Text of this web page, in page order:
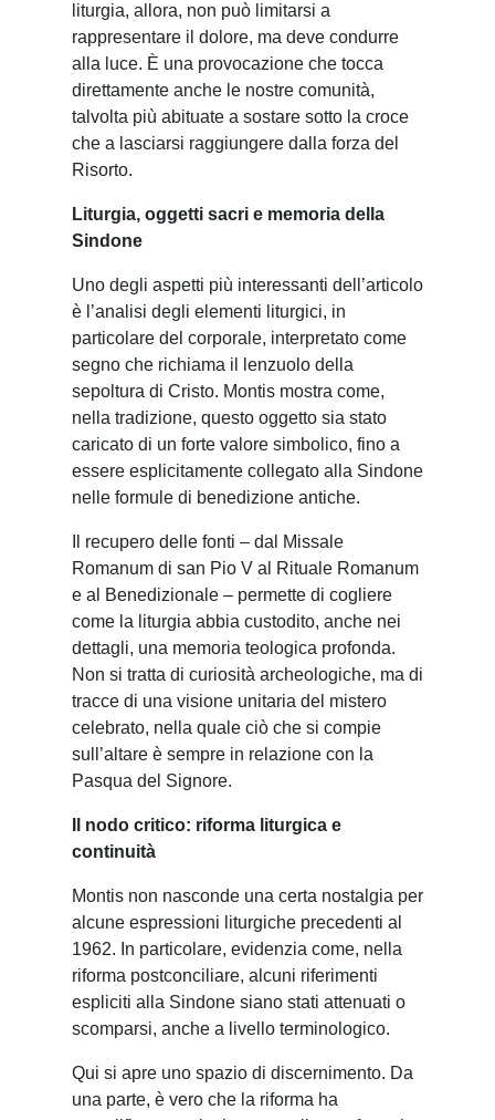
liturgia, allora, non può limitarsi a
rappresentare il dolore, ma deve condurre
alla luce. È una provocazione che tocca
direttamente anche le nostre comunità,
talvolta più abituate a sostare sotto la croce
che a lasciarsi raggiungere dalla forza del
Risorto.
Liturgia, oggetti sacri e memoria della
Sindone
Uno degli aspetti più interessanti dell’articolo
è l’analisi degli elementi liturgici, in
particolare del corporale, interpretato come
segno che richiama il lenzuolo della
sepoltura di Cristo. Montis mostra come,
nella tradizione, questo oggetto sia stato
caricato di un forte valore simbolico, fino a
essere esplicitamente collegato alla Sindone
nelle formule di benedizione antiche.
Il recupero delle fonti – dal Missale
Romanum di san Pio V al Rituale Romanum
e al Benedizionale – permette di cogliere
come la liturgia abbia custodito, anche nei
dettagli, una memoria teologica profonda.
Non si tratta di curiosità archeologiche, ma di
tracce di una visione unitaria del mistero
celebrato, nella quale ciò che si compie
sull’altare è sempre in relazione con la
Pasqua del Signore.
Il nodo critico: riforma liturgica e
continuità
Montis non nasconde una certa nostalgia per
alcune espressioni liturgiche precedenti al
1962. In particolare, evidenzia come, nella
riforma postconciliare, alcuni riferimenti
espliciti alla Sindone siano stati attenuati o
scomparsi, anche a livello terminologico.
Qui si apre uno spazio di discernimento. Da
una parte, è vero che la riforma ha